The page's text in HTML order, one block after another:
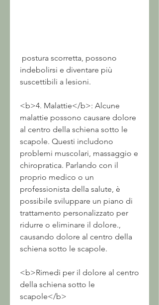
indebolirsi e diventare più
suscettibili a lesioni.
<b>4. Malattie</b>: Alcune
malattie possono causare dolore
al centro della schiena sotto le
scapole. Questi includono
problemi muscolari, massaggio e
chiropratica. Parlando con il
proprio medico o un
professionista della salute, è
possibile sviluppare un piano di
trattamento personalizzato per
ridurre o eliminare il dolore.,
causando dolore al centro della
schiena sotto le scapole.
<b>Rimedi per il dolore al centro
della schiena sotto le
scapole</b>